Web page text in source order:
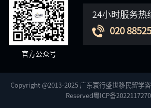
官方公众号
24小时服务热
020
Copyright @2013-2025 广东寰行盛世移民留学
Reserved粤ICP备